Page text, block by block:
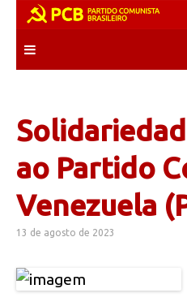
content
ao Partido
Venezuela
13 de agosto de 2023